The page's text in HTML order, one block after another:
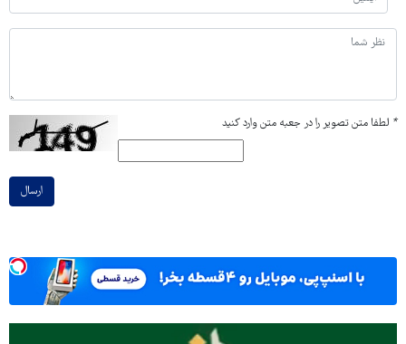
* لطفا متن تصویر را در جعبه متن وارد کنید
ارسال